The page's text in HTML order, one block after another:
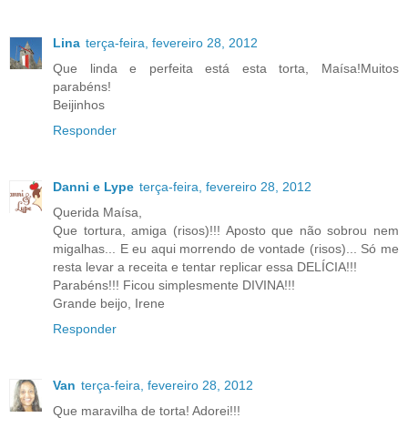
Lina terça-feira, fevereiro 28, 2012
Que linda e perfeita está esta torta, Maísa!Muitos
parabéns!
Beijinhos
Responder
Danni e Lype terça-feira, fevereiro 28, 2012
Querida Maísa,
Que tortura, amiga (risos)!!! Aposto que não sobrou nem
migalhas... E eu aqui morrendo de vontade (risos)... Só me
resta levar a receita e tentar replicar essa DELÍCIA!!!
Parabéns!!! Ficou simplesmente DIVINA!!!
Grande beijo, Irene
Responder
Van terça-feira, fevereiro 28, 2012
Que maravilha de torta! Adorei!!!